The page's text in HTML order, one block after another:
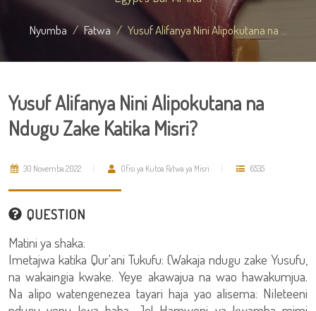
Nyumba Fatwa Yusuf Alifanya Nini Alipokutana na ...
Yusuf Alifanya Nini Alipokutana na
Ndugu Zake Katika Misri?
30 Novemba 2022 Ofisi ya Kutoa Fatwa ya Misri 6535
QUESTION
Matini ya shaka:
Imetajwa katika Qur'ani Tukufu: {Wakaja ndugu zake Yusufu,
na wakaingia kwake. Yeye akawajua na wao hawakumjua.
Na alipo watengenezea tayari haja yao alisema: Nileteeni